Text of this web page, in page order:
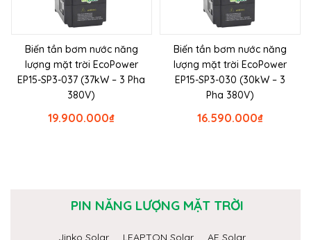
Biến tần bơm nước năng
lượng mặt trời EcoPower
EP15-SP3-037 (37kW – 3 Pha
380V)
₫
19.900.000
Biến tần bơm nước năng
lượng mặt trời EcoPower
EP15-SP3-030 (30kW – 3
Pha 380V)
₫
16.590.000
PIN NĂNG LƯỢNG MẶT TRỜI
Jinko Solar LEAPTON Solar
AE Solar